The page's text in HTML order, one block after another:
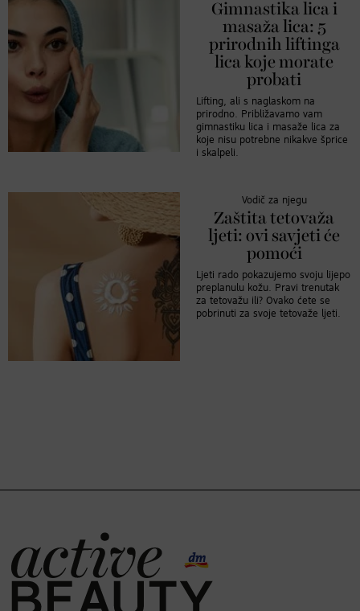
Gimnastika lica i
masaža lica: 5
prirodnih liftinga
lica koje morate
probati
Lifting, ali s naglaskom na
prirodno. Približavamo vam
gimnastiku lica i masaže lica za
koje nisu potrebne nikakve šprice
i skalpeli.
Vodič za njegu
Zaštita tetovaža
ljeti: ovi savjeti će
pomoći
Ljeti rado pokazujemo svoju lijepo
preplanulu kožu. Pravi trenutak
za tetovažu ili? Ovako ćete se
pobrinuti za svoje tetovaže ljeti.